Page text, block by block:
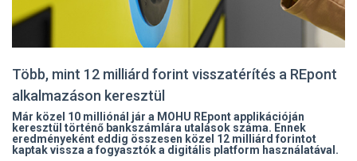
Több, mint 12 milliárd forint visszatérítés a REpont
alkalmazáson keresztül
Már közel 10 milliónál jár a MOHU REpont applikációján
keresztül történő bankszámlára utalások száma. Ennek
eredményeként eddig összesen közel 12 milliárd forintot
kaptak vissza a fogyasztók a digitális platform használatával.